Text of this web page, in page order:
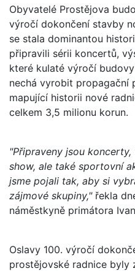
Obyvatelé Prostějova
výročí dokončení stavby
se stala dominantou
připravili sérii koncertů,
které kulaté výročí
nechá vyrobit propagační
mapující historii nové
celkem 3,5 milionu korun.
"Připraveny jsou
show, ale také sportovní
jsme pojali tak, aby si
zájmové skupiny,"řekla
náměstkyně primátora
Oslavy 100. výročí
prostějovské radnice byly